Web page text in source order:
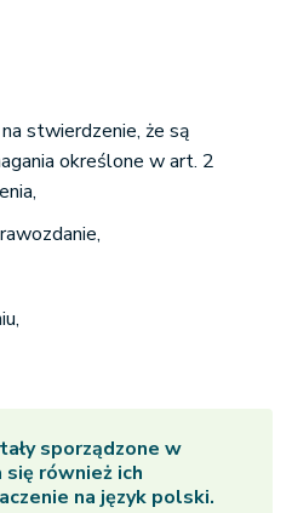
stwierdzenie, że są
określone w art. 2
sporządzone w
się również ich
na język polski.